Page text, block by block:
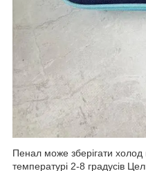
Пенал може зберігати
температурі 2-8 градусів